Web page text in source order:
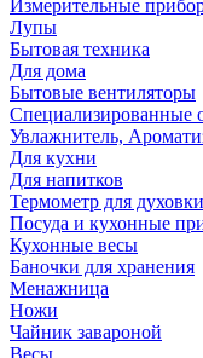
Измерительные
Лупы
Бытовая техника
Для дома
Бытовые вентиляторы
Специализированные
Увлажнитель,
Для кухни
Для напитков
Термометр для духовки
Посуда и кухонные
Кухонные весы
Баночки для хранения
Менажница
Ножи
Чайник завароной
Весы